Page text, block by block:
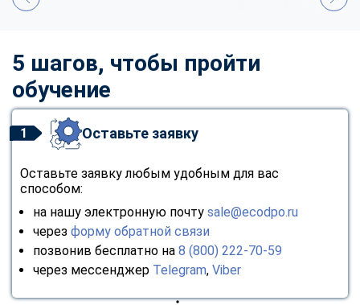
5 шагов, чтобы пройти
обучение
1 Оставьте заявку
Оставьте заявку любым удобным для вас
способом:
на нашу электронную почту sale@ecodpo.ru
через форму обратной связи
позвонив бесплатно на 8 (800) 222-70-59
через мессенджер Telegram, Viber